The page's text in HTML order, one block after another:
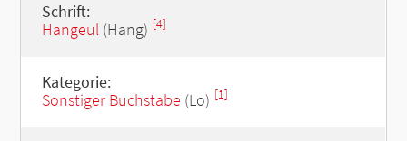
Schrift:
Hangeul(Hang) [4]
Kategorie:
Sonstiger Buchstabe (Lo) [1]